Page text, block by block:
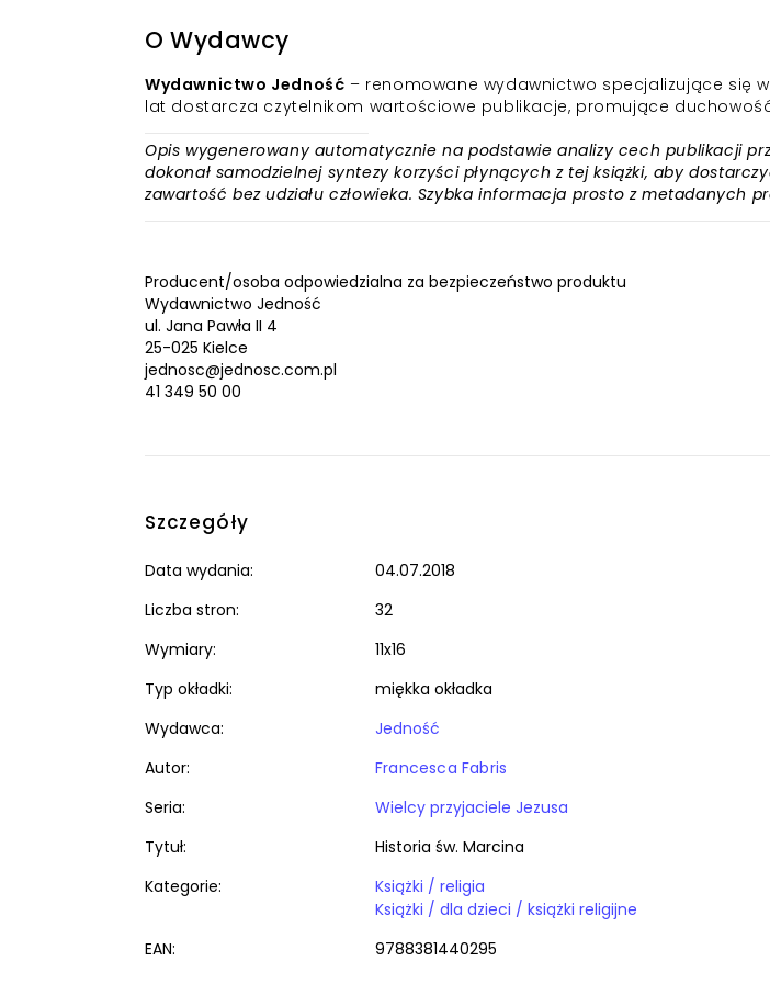
O Wydawcy
Wydawnictwo Jedność – renomowane wydawnictwo specjalizujące się
lat dostarcza czytelnikom wartościowe publikacje, promujące
Opis wygenerowany automatycznie na podstawie analizy cech publikacji
dokonał samodzielnej syntezy korzyści płynących z tej książki, aby
zawartość bez udziału człowieka. Szybka informacja prosto z metadanych
Producent/osoba odpowiedzialna za bezpieczeństwo produktu
Wydawnictwo Jedność
ul. Jana Pawła II 4
25-025 Kielce
jednosc@jednosc.com.pl
41 349 50 00
Szczegóły
Data wydania:
04.07.2018
Liczba stron:
32
Wymiary:
11x16
Typ okładki:
miękka okładka
Wydawca:
Jedność
Autor:
Francesca Fabris
Seria:
Wielcy przyjaciele Jezusa
Tytuł:
Historia św. Marcina
Kategorie:
Książki / religia
Książki / dla dzieci / książki religijne
EAN:
9788381440295